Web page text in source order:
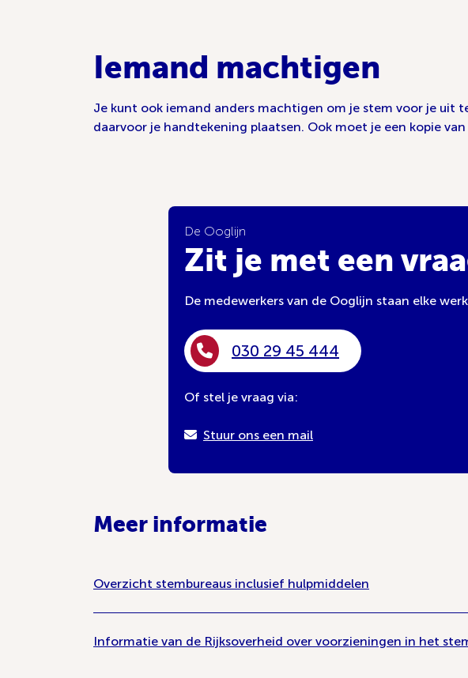
Iemand machtigen
Je kunt ook iemand anders machtigen om je stem voor je uit
daarvoor je handtekening plaatsen. Ook moet je een kopie
De Ooglijn
Zit je met een
De medewerkers van de Ooglijn staan elke
030 29 45 444
Of stel je vraag via:
Stuur ons een mail
Meer informatie
Overzicht stembureaus inclusief hulpmiddelen
Informatie van de Rijksoverheid over voorzieningen in het